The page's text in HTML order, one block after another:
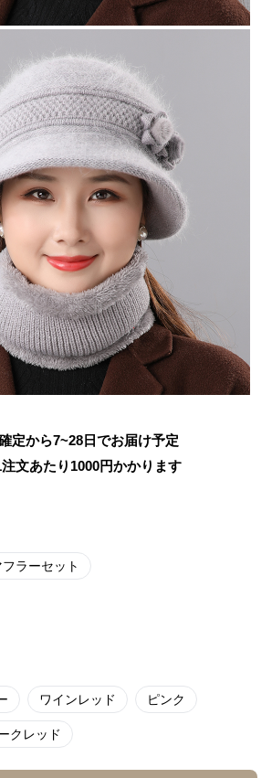
定から7~28日でお届け予定
文あたり 1000円かかります
ラーセット
ワインレッド ピンク
クレッド